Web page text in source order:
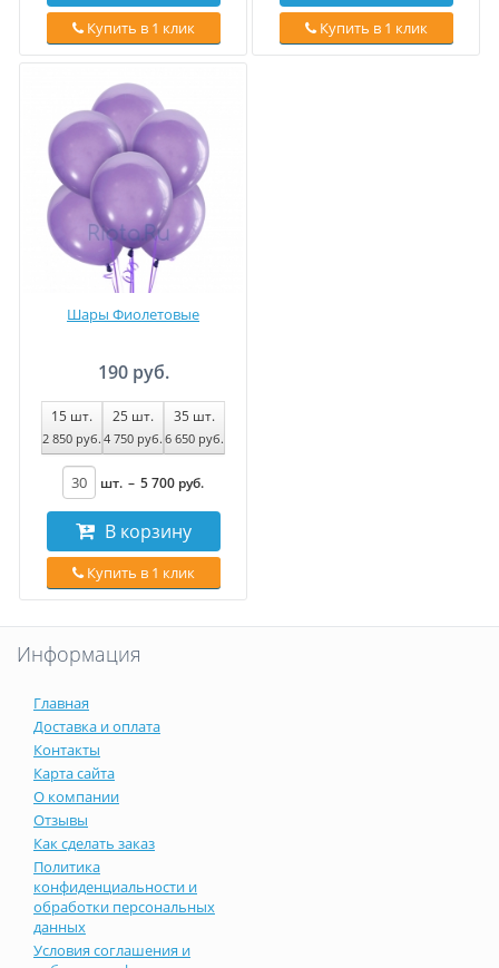
Купить в 1 клик Купить в 1 клик
Шары Фиолетовые
190 руб.
15 шт.
2 850 руб.
25 шт.
4 750 руб.
35 шт.
6 650 руб.
шт. – 5 700 руб.
В корзину
Купить в 1 клик
Информация
Главная
Доставка и оплата
Контакты
Карта сайта
О компании
Отзывы
Как сделать заказ
Политика
конфиденциальности и
обработки персональных
данных
Условия соглашения и